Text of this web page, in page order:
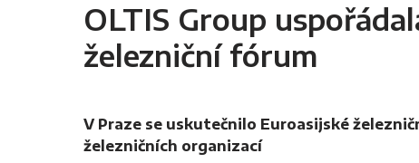
OLTIS Group
železniční fórum
V Praze se uskutečnilo Euroasijské
železničních organizací